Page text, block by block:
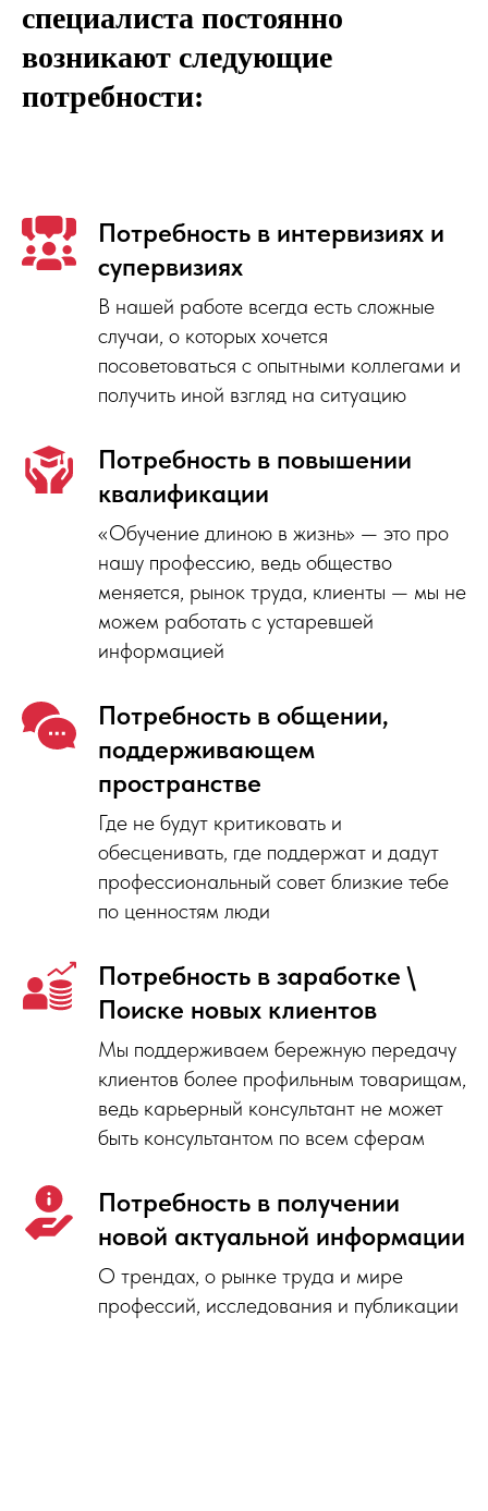
специалиста постоянно
возникают следующие
потребности:
Потребность в интервизиях и
супервизиях
В нашей работе всегда есть сложные
случаи, о которых хочется
посоветоваться с опытными коллегами и
получить иной взгляд на ситуацию
Потребность в повышении
квалификации
«Обучение длиною в жизнь» — это про
нашу профессию, ведь общество
меняется, рынок труда, клиенты — мы не
можем работать с устаревшей
информацией
Потребность в общении,
поддерживающем
пространстве
Где не будут критиковать и
обесценивать, где поддержат и дадут
профессиональный совет близкие тебе
по ценностям люди
Потребность в заработке \
Поиске новых клиентов
Мы поддерживаем бережную передачу
клиентов более профильным товарищам,
ведь карьерный консультант не может
быть консультантом по всем сферам
Потребность в получении
новой актуальной информации
О трендах, о рынке труда и мире
профессий, исследования и публикации
УЧАСТНИКИ КЛУБА
Получают
поддержку коллег
Прокачивают навыки